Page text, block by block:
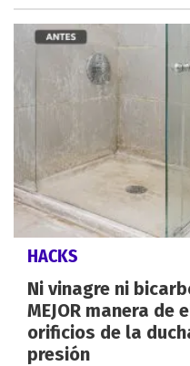
HACKS
Ni vinagre ni
MEJOR manera
orificios de la
presión